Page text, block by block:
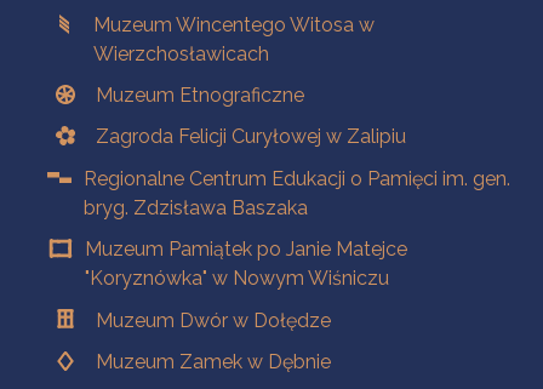
Muzeum Wincentego Witosa w
Wierzchosławicach
Muzeum Etnograficzne
Zagroda Felicji Curyłowej w Zalipiu
Regionalne Centrum Edukacji o Pamięci im. gen.
bryg. Zdzisława Baszaka
Muzeum Pamiątek po Janie Matejce
"Koryznówka" w Nowym Wiśniczu
Muzeum Dwór w Dołędze
Muzeum Zamek w Dębnie